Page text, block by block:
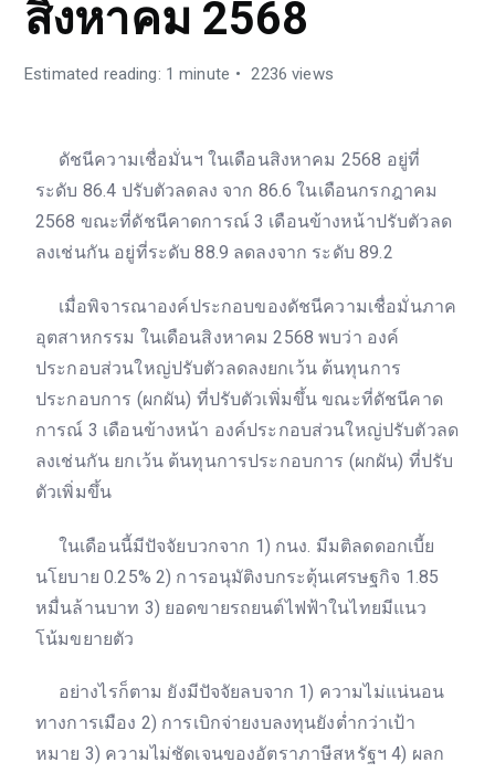
สิงหาคม 2568
Estimated reading: 1 minute 2236 views
ดัชนีความเชื่อมั่นฯ ในเดือนสิงหาคม 2568 อยู่ที่
ระดับ 86.4 ปรับตัวลดลง จาก 86.6 ในเดือนกรกฎาคม
2568 ขณะที่ดัชนีคาดการณ์ 3 เดือนข้างหน้าปรับตัวลด
ลงเช่นกัน อยู่ที่ระดับ 88.9 ลดลงจาก ระดับ 89.2
เมื่อพิจารณาองค์ประกอบของดัชนีความเชื่อมั่นภาค
อุตสาหกรรม ในเดือนสิงหาคม 2568 พบว่า องค์
ประกอบส่วนใหญ่ปรับตัวลดลงยกเว้น ต้นทุนการ
ประกอบการ (ผกผัน) ที่ปรับตัวเพิ่มขึ้น ขณะที่ดัชนีคาด
การณ์ 3 เดือนข้างหน้า องค์ประกอบส่วนใหญ่ปรับตัวลด
ลงเช่นกัน ยกเว้น ต้นทุนการประกอบการ (ผกผัน) ที่ปรับ
ตัวเพิ่มขึ้น
ในเดือนนี้มีปัจจัยบวกจาก 1) กนง. มีมติลดดอกเบี้ย
นโยบาย 0.25% 2) การอนุมัติงบกระตุ้นเศรษฐกิจ 1.85
หมื่นล้านบาท 3) ยอดขายรถยนต์ไฟฟ้าในไทยมีแนว
โน้มขยายตัว
อย่างไรก็ตาม ยังมีปัจจัยลบจาก 1) ความไม่แน่นอน
ทางการเมือง 2) การเบิกจ่ายงบลงทุนยังต่ำกว่าเป้า
หมาย 3) ความไม่ชัดเจนของอัตราภาษีสหรัฐฯ 4) ผลก